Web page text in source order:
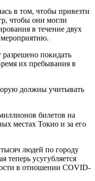
в том, чтобы привезти
чтобы они могли
в течение двух
мероприятию.
разрешено покидать
их пребывания в
должны учитывать
билетов на
местах Токио и за его
людей по городу
теперь усугубляется
в отношении COVID-